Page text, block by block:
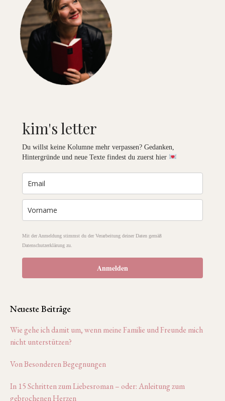
kim's letter
Du willst keine Kolumne mehr verpassen? Gedanken,
Hintergründe und neue Texte findest du zuerst hier
Mit der Anmeldung stimmst du der Verarbeitung deiner Daten gemäß
Datenschutzerklärung zu.
Anmelden
Neueste Beiträge
Wie gehe ich damit um, wenn meine Familie und Freunde mich
nicht unterstützen?
Von Besonderen Begegnungen
In 15 Schritten zum Liebesroman – oder: Anleitung zum
gebrochenen Herzen